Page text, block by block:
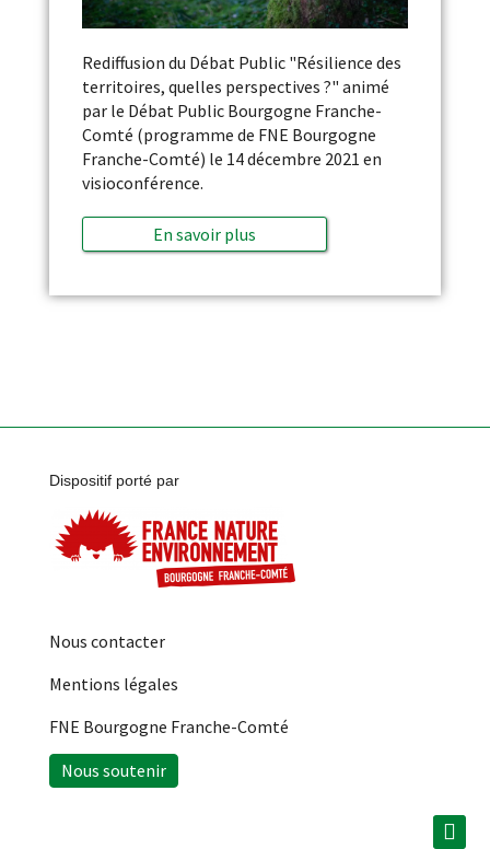
Rediffusion du Débat Public "Résilience des
territoires, quelles perspectives ?" animé
par le Débat Public Bourgogne Franche-
Comté (programme de FNE Bourgogne
Franche-Comté) le 14 décembre 2021 en
visioconférence.
En savoir plus
Dispositif porté par
Nous contacter
Mentions légales
FNE Bourgogne Franche-Comté
Nous soutenir